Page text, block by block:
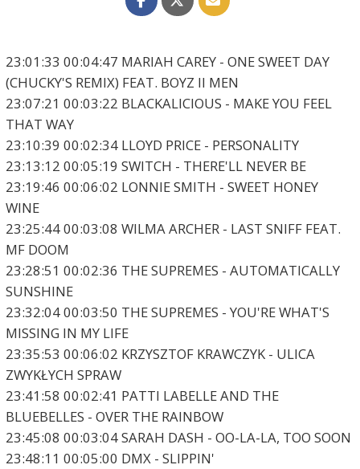
23:01:33 00:04:47 MARIAH CAREY - ONE SWEET DAY
(CHUCKY'S REMIX) FEAT. BOYZ II MEN
23:07:21 00:03:22 BLACKALICIOUS - MAKE YOU FEEL
THAT WAY
23:10:39 00:02:34 LLOYD PRICE - PERSONALITY
23:13:12 00:05:19 SWITCH - THERE'LL NEVER BE
23:19:46 00:06:02 LONNIE SMITH - SWEET HONEY
WINE
23:25:44 00:03:08 WILMA ARCHER - LAST SNIFF FEAT.
MF DOOM
23:28:51 00:02:36 THE SUPREMES - AUTOMATICALLY
SUNSHINE
23:32:04 00:03:50 THE SUPREMES - YOU'RE WHAT'S
MISSING IN MY LIFE
23:35:53 00:06:02 KRZYSZTOF KRAWCZYK - ULICA
ZWYKŁYCH SPRAW
23:41:58 00:02:41 PATTI LABELLE AND THE
BLUEBELLES - OVER THE RAINBOW
23:45:08 00:03:04 SARAH DASH - OO-LA-LA, TOO SOON
23:48:11 00:05:00 DMX - SLIPPIN'